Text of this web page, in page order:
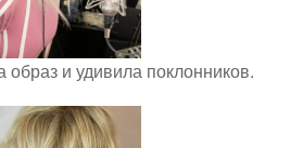
образ и удивила поклонников.